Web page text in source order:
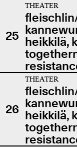
25
THEATER
heikkilä,
26
THEATER
heikkilä,